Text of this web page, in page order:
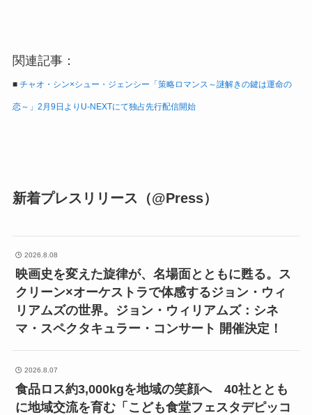
関連記事：
■ チャオ・シン×シュー・ジェンシー「策略ロマンス～謎解きの鍵は運命の
恋～」2月9日よりU-NEXTにて独占先行配信開始
新着プレスリリース（@Press）
2026.8.08
映画史を変えた旋律が、名場面とともに甦る。ス
クリーン×オーケストラで体感するジョン・ウィ
リアムズの世界。ジョン・ウィリアムズ：シネ
マ・スペクタキュラー・コンサート 開催決定！
2026.8.07
食品ロス約3,000kgを地域の笑顔へ 40社ととも
に地域交流を育む「こども食堂フェスタデピッコ